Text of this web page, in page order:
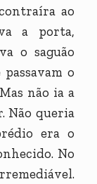
ao
a porta,
o saguão
o
não ia a
Não queria
era o
No